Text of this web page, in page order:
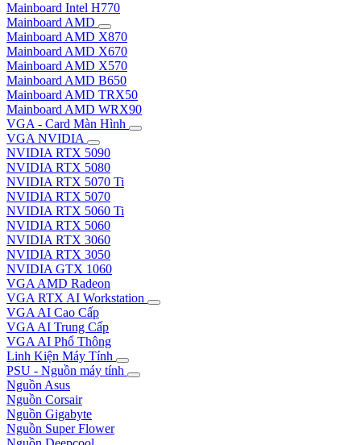
Mainboard Intel H770
Mainboard AMD
Mainboard AMD X870
Mainboard AMD X670
Mainboard AMD X570
Mainboard AMD B650
Mainboard AMD TRX50
Mainboard AMD WRX90
VGA - Card Màn Hình
VGA NVIDIA
NVIDIA RTX 5090
NVIDIA RTX 5080
NVIDIA RTX 5070 Ti
NVIDIA RTX 5070
NVIDIA RTX 5060 Ti
NVIDIA RTX 5060
NVIDIA RTX 3060
NVIDIA RTX 3050
NVIDIA GTX 1060
VGA AMD Radeon
VGA RTX AI Workstation
VGA AI Cao Cấp
VGA AI Trung Cấp
VGA AI Phổ Thông
Linh Kiện Máy Tính
PSU - Nguồn máy tính
Nguồn Asus
Nguồn Corsair
Nguồn Gigabyte
Nguồn Super Flower